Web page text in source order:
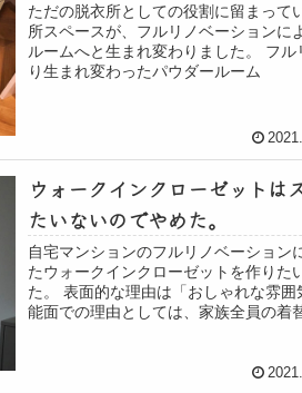
ただの脱衣所としての役割に留まって
所スペースが、フルリノベーションに
ルームへと生まれ変わりました。 フル
り生まれ変わったパウダールーム
ウォークインクローゼットは
たいないのでやめた。
自宅マンションのフルリノベーション
たウォークインクローゼットを作りた
た。 表面的な理由は「おしゃれな雰囲
能面での理由としては、家族全員の着